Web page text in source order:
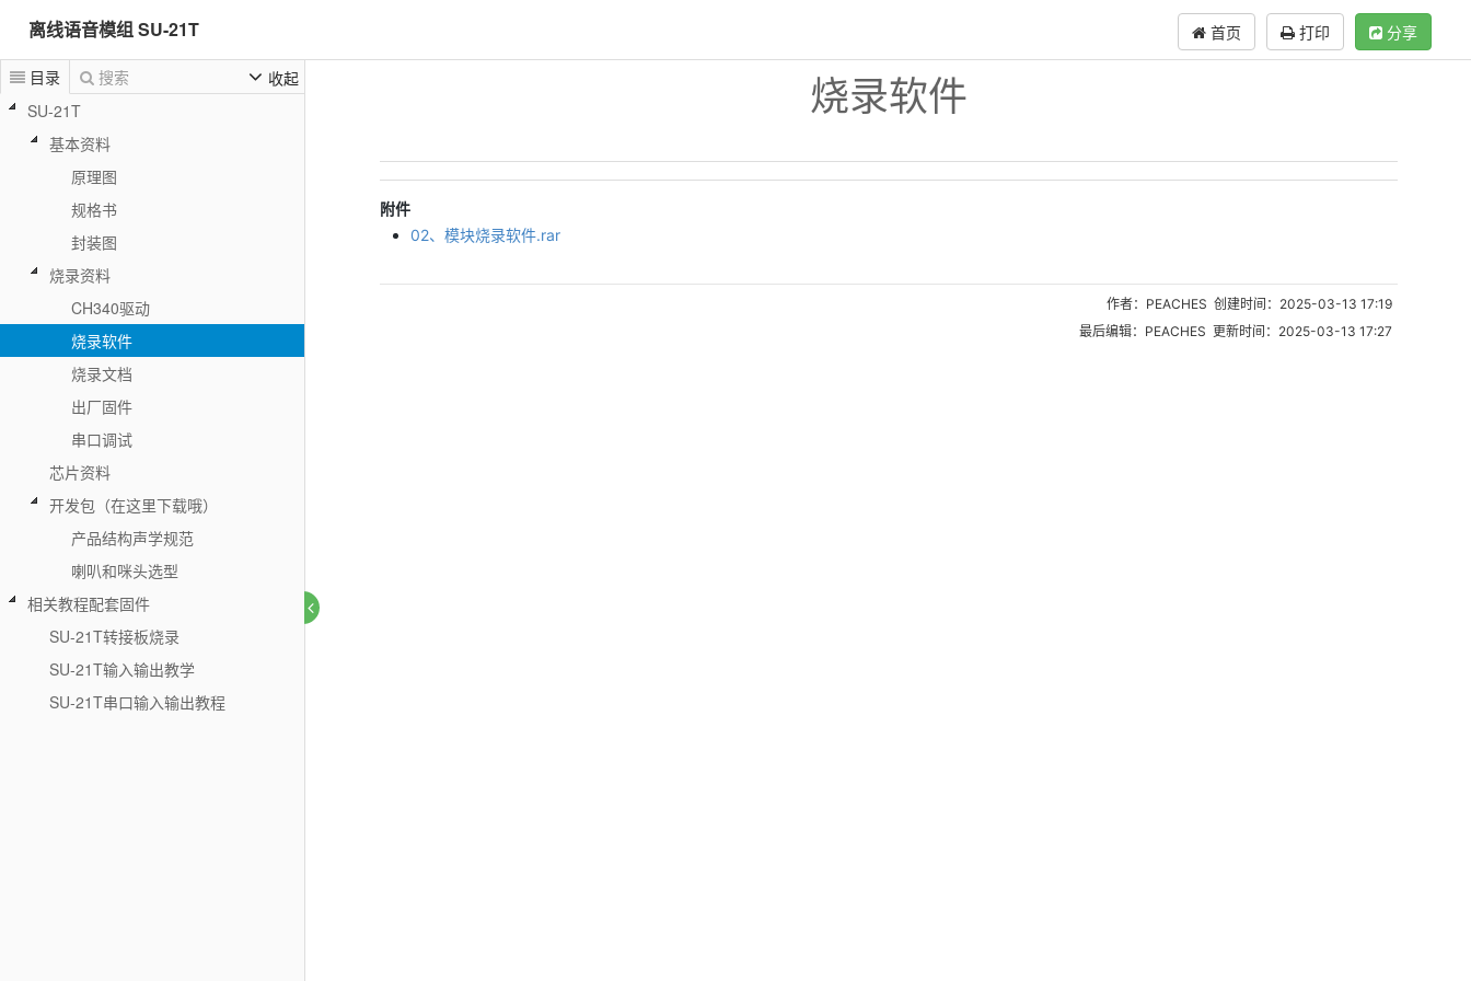
离线语音模组 SU-21T 首页 打印 分享
目录 搜索
收起
SU-21T
基本资料
原理图
规格书
封装图
烧录资料
CH340驱动
烧录软件
烧录文档
出厂固件
串口调试
芯片资料
开发包（在这里下载哦）
产品结构声学规范
喇叭和咪头选型
相关教程配套固件
SU-21T转接板烧录
SU-21T输入输出教学
SU-21T串口输入输出教程
烧录软件
附件
02、模块烧录软件.rar
作者：PEACHES 创建时间：2025-03-13 17:19
最后编辑：PEACHES 更新时间：2025-03-13 17:27